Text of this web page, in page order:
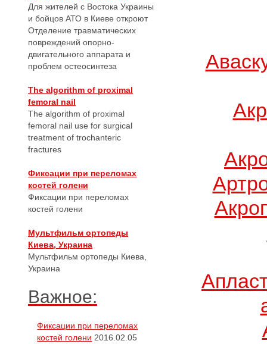
Для жителей с Востока Украины
и бойцов АТО в Киеве откроют
Отделение травматических
повреждений опорно-
двигательного аппарата и
проблем остеосинтеза
The algorithm of proximal
femoral nail
The algorithm of proximal
femoral nail use for surgical
treatment of trochanteric
fractures
Фиксации при переломах
костей голени
Фиксации при переломах
костей голени
Мультфильм ортопеды
Киева, Украина
Мультфильм ортопеды Киева,
Украина
Важное:
Фиксации при переломах
костей голени 2016.02.05